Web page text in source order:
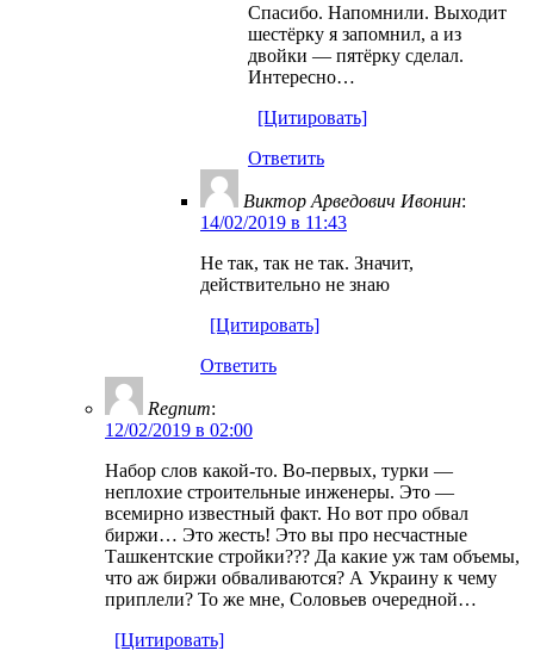
Спасибо. Напомнили. Выходит
шестёрку я запомнил, а из
двойки — пятёрку сделал.
Интересно…
[Цитировать]
Ответить
Виктор Арведович Ивонин:
14/02/2019 в 11:43
Не так, так не так. Значит,
действительно не знаю
[Цитировать]
Ответить
Regnum:
12/02/2019 в 02:00
Набор слов какой-то. Во-первых, турки —
неплохие строительные инженеры. Это —
всемирно известный факт. Но вот про обвал
биржи… Это жесть! Это вы про несчастные
Ташкентские стройки??? Да какие уж там объемы,
что аж биржи обваливаются? А Украину к чему
приплели? То же мне, Соловьев очередной…
[Цитировать]